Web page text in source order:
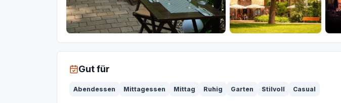
Gut für
Abendessen Mittagessen Mittag Ruhig Garten Stilvoll Casual